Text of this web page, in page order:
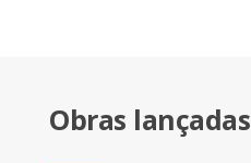
Obras lançadas